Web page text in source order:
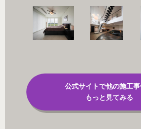
公式サイトで他の施工
もっと見てみる